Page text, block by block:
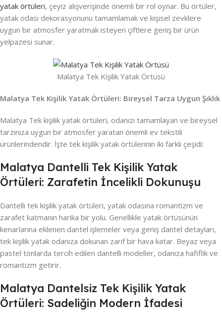
yatak örtüleri, çeyiz alışverişinde önemli bir rol oynar. Bu örtüler,
yatak odası dekorasyonunu tamamlamak ve kişisel zevklere
uygun bir atmosfer yaratmak isteyen çiftlere geniş bir ürün
yelpazesi sunar.
Malatya Tek Kişilik Yatak Örtüsü
Malatya Tek Kişilik Yatak Örtüleri: Bireysel Tarza Uygun Şıklık
Malatya Tek kişilik yatak örtüleri, odanızı tamamlayan ve bireysel
tarzınıza uygun bir atmosfer yaratan önemli ev tekstili
ürünlerindendir. İşte tek kişilik yatak örtülerinin iki farklı çeşidi:
Malatya Dantelli Tek Kişilik Yatak
Örtüleri: Zarafetin İncelikli Dokunuşu
Dantelli tek kişilik yatak örtüleri, yatak odasına romantizm ve
zarafet katmanın harika bir yolu. Genellikle yatak örtüsünün
kenarlarına eklenen dantel işlemeler veya geniş dantel detayları,
tek kişilik yatak odanıza dokunan zarif bir hava katar. Beyaz veya
pastel tonlarda tercih edilen dantelli modeller, odanıza hafiflik ve
romantizm getirir.
Malatya Dantelsiz Tek Kişilik Yatak
Örtüleri: Sadeliğin Modern İfadesi